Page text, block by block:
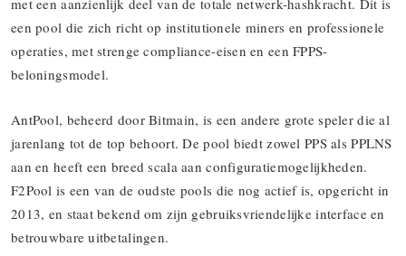
met een aanzienlijk deel van de totale netwerk-hashkracht. Dit is
een pool die zich richt op institutionele miners en professionele
operaties, met strenge compliance-eisen en een FPPS-
beloningsmodel.
AntPool, beheerd door Bitmain, is een andere grote speler die al
jarenlang tot de top behoort. De pool biedt zowel PPS als PPLNS
aan en heeft een breed scala aan configuratiemogelijkheden.
F2Pool is een van de oudste pools die nog actief is, opgericht in
2013, en staat bekend om zijn gebruiksvriendelijke interface en
betrouwbare uitbetalingen.